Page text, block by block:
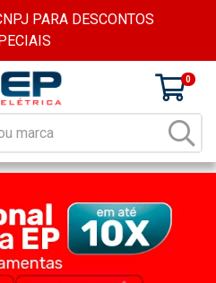
PARA DESCONTOS
0